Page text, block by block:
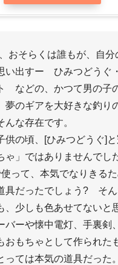
おそらくは誰もが、自分
い出すー ひみつどうぐ
などの、かつて男の子
夢のギアを大好きな釣り
んな存在です。
供の頃、[ひみつどうぐ]
ゃ」ではありませんでし
って、本気でなりきるた
具だったでしょう? そ
、少しも色あせてないと
バーや懐中電灯、手裏剣
おもちゃとして作られた
っては本気の道具だった。